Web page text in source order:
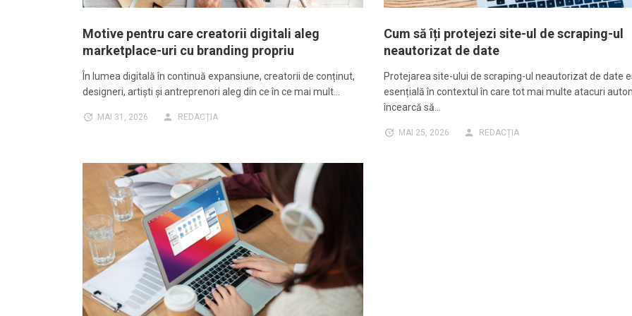
Motive pentru care creatorii digitali aleg
marketplace-uri cu branding propriu
În lumea digitală în continuă expansiune, creatorii de conținut,
designeri, artiști și antreprenori aleg din ce în ce mai mult…
MAI 31, 2026 REDACȚIA
Cum să îți protejezi site-ul de scraping-ul
neautorizat de date
Protejarea site-ului de scraping-ul neautorizat de date
esențială în contextul în care tot mai multe atacuri
încearcă să…
MAI 25, 2026 REDACȚIA